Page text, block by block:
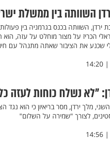
השוותה בין ממשלת
ירדן, השוותה בכנס בגרמניה בין
הכריז על מצור מוחלט על עזה, הוא
שכנע את הציבור שאתה מתנהל עם
"לא נשלח כוחות
מלך ירדן, מסר בריאיון כי הוא נגד
לצורך "שמירה על השלום"